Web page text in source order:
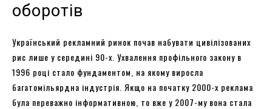
оборотів
Український рекламний ринок почав набувати цивілізованих
рис лише у середині 90-х. Ухвалення профільного закону в
1996 році стало фундаментом, на якому виросла
багатомільярдна індустрія. Якщо на початку 2000-х реклама
була переважно інформативною, то вже у 2007-му вона стала